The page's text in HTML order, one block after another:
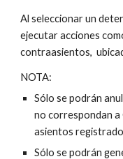
Al seleccionar un
ejecutar acciones
contraasientos,
NOTA:
Sólo se podrán
no correspondan
asientos
Sólo se podrán